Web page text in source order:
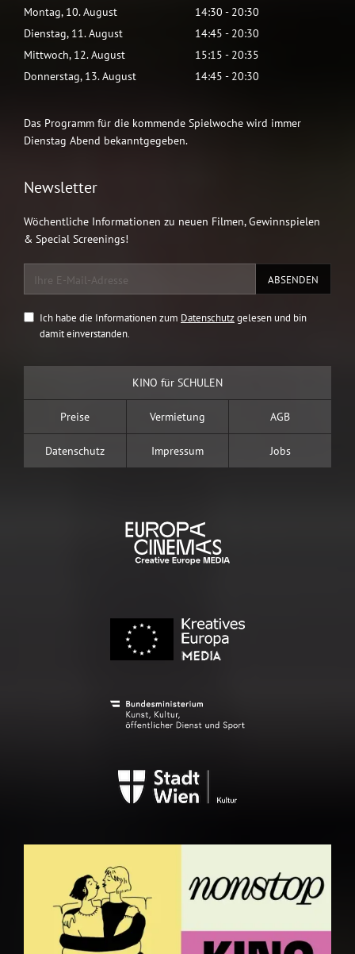
Montag, 10.August 14:30 - 20:30
Dienstag, 11.August 14:45 - 20:30
Mittwoch, 12.August 15:15 - 20:35
Donnerstag, 13.August 14:45 - 20:30
Das Programm für die kommende Spielwoche wird immer
Dienstag Abend bekanntgegeben.
Newsletter
Wöchentliche Informationen zu neuen Filmen, Gewinnspielen
& Special Screenings!
Ich habe die Informationen zum Datenschutzgelesen und bin
damit einverstanden.
KINO für SCHULEN
Preise Vermietung AGB
Datenschutz Impressum Jobs